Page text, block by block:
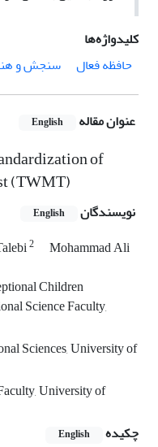
کلیدواژه‌ها
حافظه فعال
سنجش و
عنوان مقاله English
of
(TWMT)
نویسندگان English
2
Mohammad Ali
Children
Science Faculty,
Sciences, University of
University of
چکیده
English